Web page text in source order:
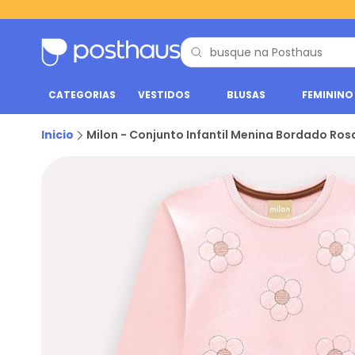
CATEGORIAS VESTIDOS BLUSAS FEMININO
Inicio Milon - Conjunto Infantil Menina Bordado